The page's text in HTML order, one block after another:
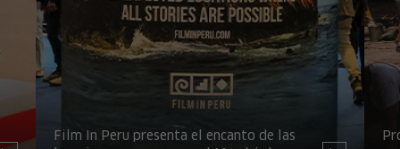
Film In Peru presenta el encanto de las